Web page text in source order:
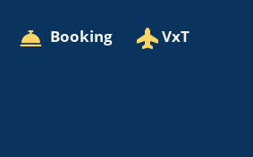
Booking VxT